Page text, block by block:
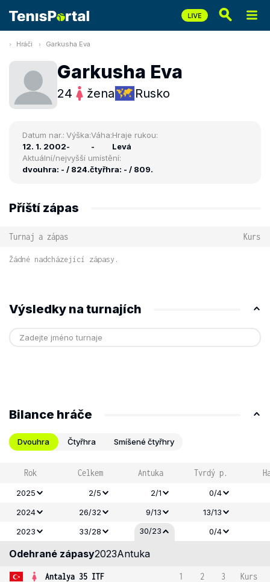
Hráči Garkusha Eva
Garkusha Eva
24 žena Rusko
Datum nar.:
12. 1. 2002
Výška:
-
Váha:
-
Hraje rukou:
Levá
Aktuální/nejvyšší umístění:
dvouhra: - / 824.čtyřhra: - / 809.
Příští zápas
Turnaj a zápas Kurs
Žádné nadcházející zápasy.
Výsledky na turnajích
Bilance hráče
Dvouhra Čtyřhra Smíšené čtyřhry
Rok Celkem Antuka Tvrdý p.
2025 2/5 2/1
0/4
2024
26/32 9/13 13/13
2023
33/28 30/23 0/4
Odehrané zápasy2023Antuka
Antalya 35 ITF 1 2 3
Kurs